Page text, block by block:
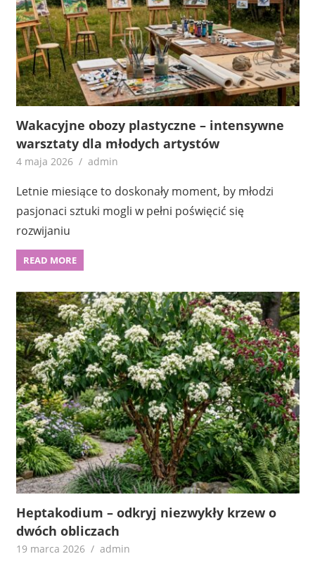
Wakacyjne obozy plastyczne – intensywne
warsztaty dla młodych artystów
4 maja 2026 admin
Letnie miesiące to doskonały moment, by młodzi
pasjonaci sztuki mogli w pełni poświęcić się
rozwijaniu
READ MORE
Heptakodium – odkryj niezwykły krzew o
dwóch obliczach
19 marca 2026 admin